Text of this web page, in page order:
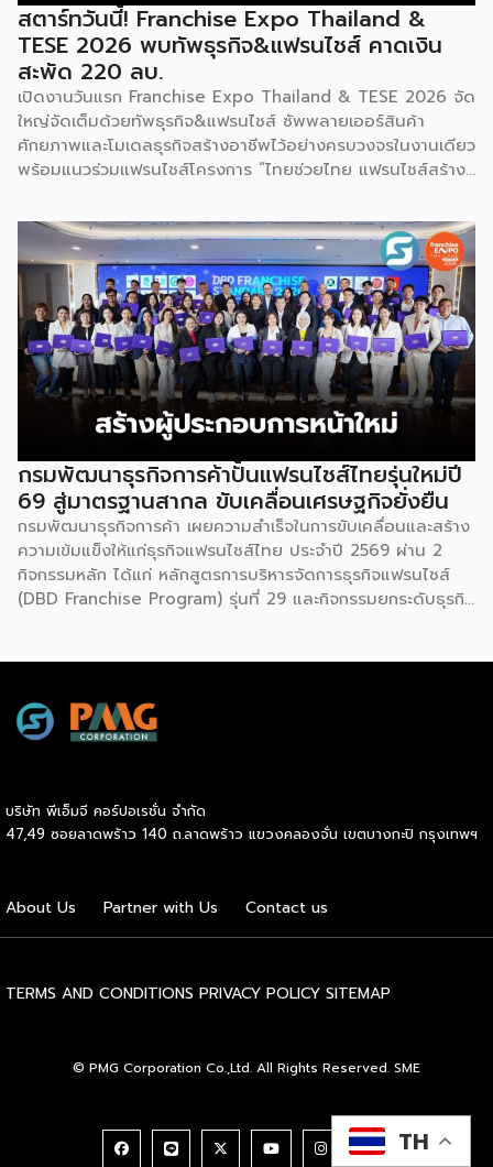
สตาร์ทวันนี้! Franchise Expo Thailand &
TESE 2026 พบทัพธุรกิจ&แฟรนไชส์ คาดเงิน
สะพัด 220 ลบ.
เปิดงานวันแรก Franchise Expo Thailand & TESE 2026 จัด
ใหญ่จัดเต็มด้วยทัพธุรกิจ&แฟรนไชส์ ซัพพลายเออร์สินค้า
ศักยภาพและโมเดลธุรกิจสร้างอาชีพไว้อย่างครบวงจรในงานเดียว
พร้อมแนวร่วมแฟรนไชส์โครงการ “ไทยช่วยไทย แฟรนไชส์สร้าง
รวมกว่า 250 บูธ บนพื้นที่ 15,000 ตารางเมตร หวังเป็นทาง
เลือกสร้างรายได้เพิ่มและพยุงเศรษฐกิจไทยให้ฟื้นตัว เสิร์ฟครบ
จบในงานด้วยสินเชื่อ และทำเลทองทั่วประเทศ พร้อมเสวนาให้
ความรู้โดยผู้ทรงคุณวุฒิคับคั่ง และกิจกรรมเจรจาจับคู่ธุรกิจทั้งใน
และต่างประเทศ งานจัดต่อเนื่องระหว่างวันที่ 6-9 สิงหาคมนี้ ที่
ฮอลล์ 6-8 อิมแพ็คเมืองทองธานี คาดเม็ดเงินสะพัดในงานราว
220 ล้านบาท นายพูนพงษ์ นัยนาภากรณ์ อธิบดีกรมพัฒนา
ธุรกิจการค้า กระทรวงพาณิชย์ กล่าวว่า งาน ” Franchise Expo
Thailand & Thailand E-Commerce Selection Expo
(TESE 2026) เป็นเวทีแสดงธุรกิจแฟรนไชส์และโซลูชั่นส์แบบครบ
วงจร […]
กรมพัฒนาธุรกิจการค้าปั้นแฟรนไชส์ไทยรุ่นใหม่ปี
69 สู่มาตรฐานสากล ขับเคลื่อนเศรษฐกิจยั่งยืน
กรมพัฒนาธุรกิจการค้า เผยความสำเร็จในการขับเคลื่อนและสร้าง
ความเข้มแข็งให้แก่ธุรกิจแฟรนไชส์ไทย ประจำปี 2569 ผ่าน 2
กิจกรรมหลัก ได้แก่ หลักสูตรการบริหารจัดการธุรกิจแฟรนไชส์
(DBD Franchise Program) รุ่นที่ 29 และกิจกรรมยกระดับธุรกิจ
กรมพัฒนาธุรกิจการค้า กระทรวงพาณิชย์ เปิดเผยภายหลังเป็น
ประธานมอบประกาศนียบัตรแก่ผู้ประกอบการแฟรนไชส์ใน 2
กิจกรรมแรกเป็นการอบรมหลักสูตรการบริหารจัดการธุรกิจแฟรน
ไชส์ (DBD Franchise Program: DBD-FP) รุ่นที่ 29 ซึ่งเป็น
คุณวุฒิจากภาครัฐ ภาคเอกชน และสถาบันการศึกษา ที่มาร่วมบ่ม
เพาะความรู้เชิงปฏิบัติการให้แก่ผู้ประกอบธุรกิจแฟรนไชส์อย่างเข้ม
บริษัท พีเอ็มจี คอร์ปอเรชั่น จำกัด
47,49 ซอยลาดพร้าว 140 ถ.ลาดพร้าว แขวงคลองจั่น เขตบางกะปิ กรุงเทพฯ
About Us Partner with Us Contact us
TERMS AND CONDITIONS PRIVACY POLICY SITEMAP
© PMG Corporation Co.,Ltd. All Rights Reserved. SME
TH